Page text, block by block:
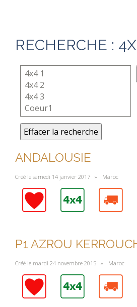
RECHERCHE :
Effacer la recherche
ANDALOUSIE
Créé le samedi 14 janvier 2017 » Maroc
P1 AZROU
Créé le mardi 24 novembre 2015 » Maroc